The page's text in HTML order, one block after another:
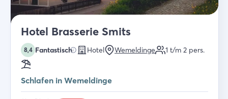
Hotel Brasserie Smits
8,4 Fantastisch Hotel Wemeldinge 1 t/m 2 pers.
Schlafen in Wemeldinge